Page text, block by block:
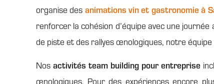
organise des animations vin et gastronomie à
renforcer la cohésion d’équipe avec une
de piste et des rallyes œnologiques, notre
Nos activités team building pour entreprise
œnologiques. Pour des expériences encore